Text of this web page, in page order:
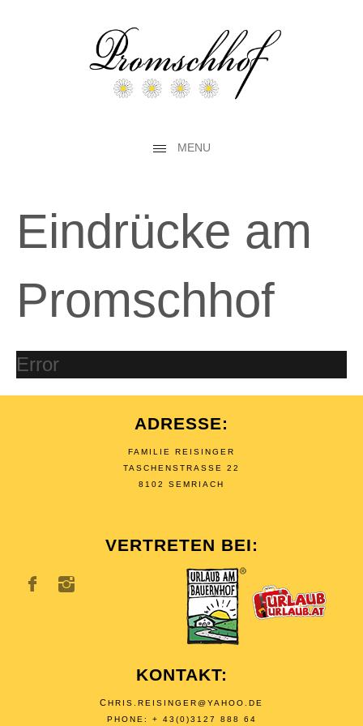
MENU
Eindrücke am
Promschhof
Error
ADRESSE:
FAMILIE REISINGER
TASCHENSTRASSE 22
8102 SEMRIACH
VERTRETEN BEI:
KONTAKT:
CHRIS.REISINGER@YAHOO.DE
PHONE: + 43(0)3127 888 64